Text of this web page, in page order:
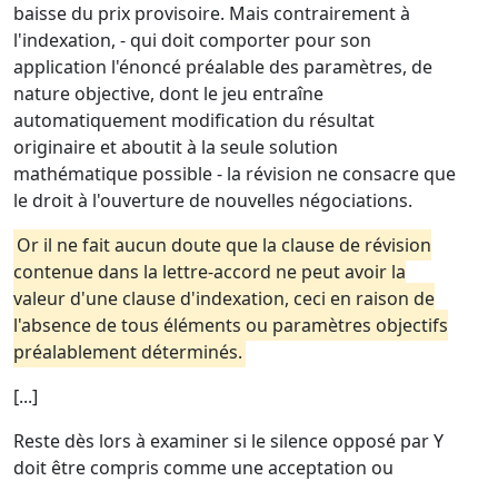
baisse du prix provisoire. Mais contrairement à
l'indexation, - qui doit comporter pour son
application l'énoncé préalable des paramètres, de
nature objective, dont le jeu entraîne
automatiquement modification du résultat
originaire et aboutit à la seule solution
mathématique possible - la révision ne consacre que
le droit à l'ouverture de nouvelles négociations.
Or il ne fait aucun doute que la clause de révision
contenue dans la lettre-accord ne peut avoir la
valeur d'une clause d'indexation, ceci en raison de
l'absence de tous éléments ou paramètres objectifs
préalablement déterminés.
[...]
Reste dès lors à examiner si le silence opposé par Y
doit être compris comme une acceptation ou